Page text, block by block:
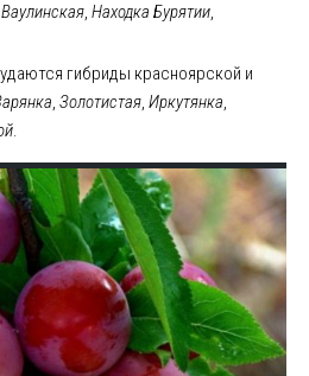
Ваулинская, Находка Бурятии,
удаются гибриды красноярской и
, Золотистая, Иркутянка,
.